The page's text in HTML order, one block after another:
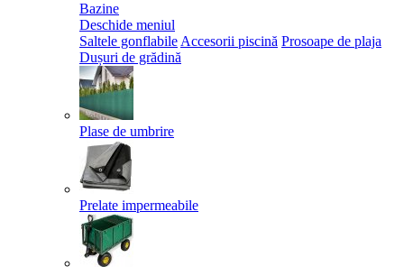
Bazine
Deschide meniul
Saltele gonflabile Accesorii piscină Prosoape de plaja
Dușuri de grădină
Plase de umbrire
Prelate impermeabile